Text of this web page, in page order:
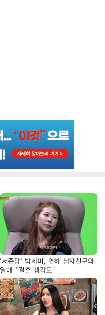
'서준맘' 박세미, 연하 남자친구와
열애 "결혼 생각도"